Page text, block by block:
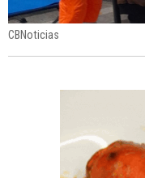
CBNoticias